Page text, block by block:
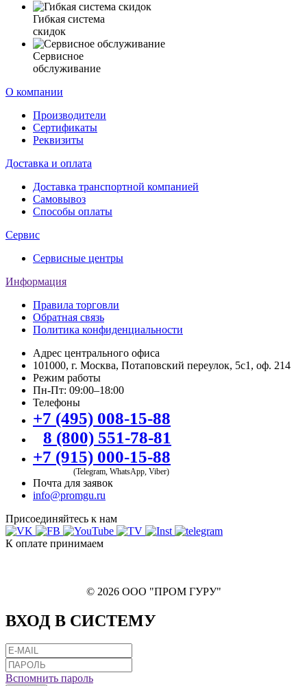
Гибкая система
скидок
Сервисное
обслуживание
О компании
Производители
Сертификаты
Реквизиты
Доставка и оплата
Доставка транспортной компанией
Самовывоз
Способы оплаты
Сервис
Сервисные центры
Информация
Правила торговли
Обратная связь
Политика конфиденциальности
Адрес центрального офиса
101000, г. Москва, Потаповский переулок, 5с1, оф. 214
Режим работы
Пн-Пт: 09:00–18:00
Телефоны
+7 (495) 008-15-88
8 (800) 551-78-81
+7 (915) 000-15-88
(Telegram, WhatsApp, Viber)
Почта для заявок
info@promgu.ru
Присоединяйтесь к нам
К оплате принимаем
© 2026 ООО "ПРОМ ГУРУ"
ВХОД В СИСТЕМУ
Вспомнить пароль